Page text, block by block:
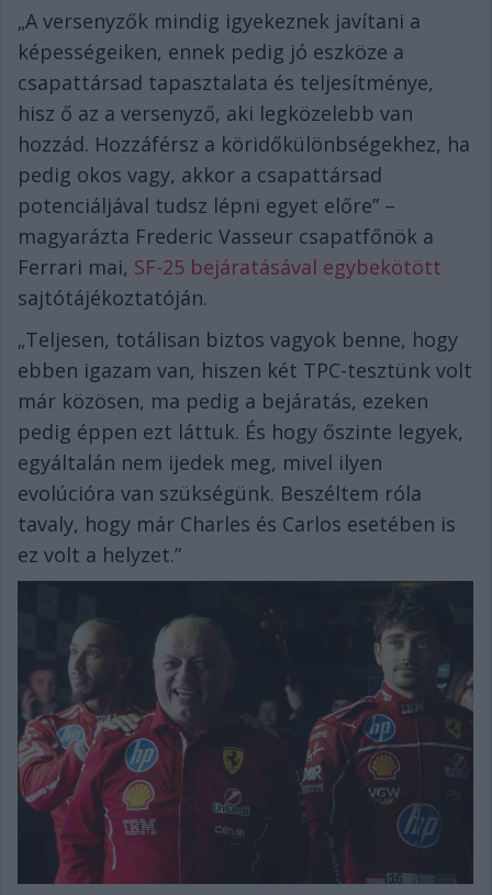
„A versenyzők mindig igyekeznek javítani a
képességeiken, ennek pedig jó eszköze a
csapattársad tapasztalata és teljesítménye,
hisz ő az a versenyző, aki legközelebb van
hozzád. Hozzáférsz a köridőkülönbségekhez, ha
pedig okos vagy, akkor a csapattársad
potenciáljával tudsz lépni egyet előre” –
magyarázta Frederic Vasseur csapatfőnök a
Ferrari mai, SF-25 bejáratásával egybekötött
sajtótájékoztatóján.
„Teljesen, totálisan biztos vagyok benne, hogy
ebben igazam van, hiszen két TPC-tesztünk volt
már közösen, ma pedig a bejáratás, ezeken
pedig éppen ezt láttuk. És hogy őszinte legyek,
egyáltalán nem ijedek meg, mivel ilyen
evolúcióra van szükségünk. Beszéltem róla
tavaly, hogy már Charles és Carlos esetében is
ez volt a helyzet.”